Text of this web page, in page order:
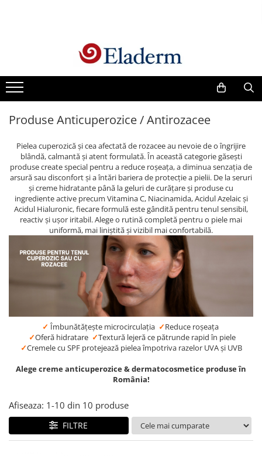
Vezi toate produsele
Creme cu protectie solara
Produse Antirid
Produse Hidratante
Antirozacee
Produse Anti sebum
Produse Antiacnee
Creme contur ochi
Seruri
Produse Par si Scalp
Lotiuni tonice
Produse pentru curatare
Creme Emoliente
Produse pentru pete pigmentare
Evidence skincare
Pachete
Produse Anticuperozice / Antirozacee
Pielea cuperozică și cea afectată de rozacee au nevoie de o îngrijire
blândă, calmantă și atent formulată. În această categorie găsești
produse create special pentru a reduce roșeața, a diminua senzația de
arsură sau disconfort și a întări bariera de protecție a pielii. De la seruri
și creme hidratante până la geluri de curățare și produse cu
ingrediente active precum Vitamina C, Niacinamida, Acidul Azelaic și
Acidul Hialuronic, fiecare formulă este gândită pentru tenul sensibil,
reactiv și ușor iritabil. Alege o rutină completă pentru o piele mai
uniformă, mai liniștită și vizibil mai confortabilă.
✓ Îmbunătățește microcirculația ✓Reduce roșeața
✓Oferă hidratare ✓Textură lejeră ce pătrunde rapid în piele
✓Cremele cu SPF protejează pielea împotriva razelor UVA și UVB
Alege creme anticuperozice & dermatocosmetice produse în
România!
Afiseaza: 1-10 din 10 produse
FILTRE